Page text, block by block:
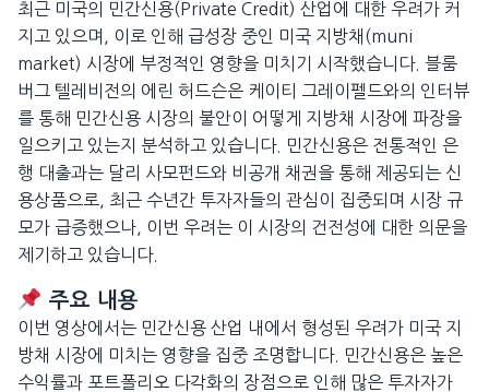
최근 미국의 민간신용(Private Credit) 산업에 대한 우려가 커
지고 있으며, 이로 인해 급성장 중인 미국 지방채(muni
market) 시장에 부정적인 영향을 미치기 시작했습니다. 블룸
버그 텔레비전의 에린 허드슨은 케이티 그레이펠드와의 인터뷰
를 통해 민간신용 시장의 불안이 어떻게 지방채 시장에 파장을
일으키고 있는지 분석하고 있습니다. 민간신용은 전통적인 은
행 대출과는 달리 사모펀드와 비공개 채권을 통해 제공되는 신
용상품으로, 최근 수년간 투자자들의 관심이 집중되며 시장 규
모가 급증했으나, 이번 우려는 이 시장의 건전성에 대한 의문을
제기하고 있습니다.
주요 내용
이번 영상에서는 민간신용 산업 내에서 형성된 우려가 미국 지
방채 시장에 미치는 영향을 집중 조명합니다. 민간신용은 높은
수익률과 포트폴리오 다각화의 장점으로 인해 많은 투자자가